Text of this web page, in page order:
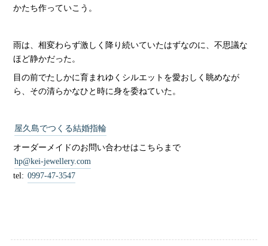
かたち作っていこう。
雨は、相変わらず激しく降り続いていたはずなのに、不思議な
ほど静かだった。
目の前でたしかに育まれゆくシルエットを愛おしく眺めなが
ら、その清らかなひと時に身を委ねていた。
屋久島でつくる結婚指輪
オーダーメイドのお問い合わせはこちらまで
hp@kei-jewellery.com
tel: 0997-47-3547